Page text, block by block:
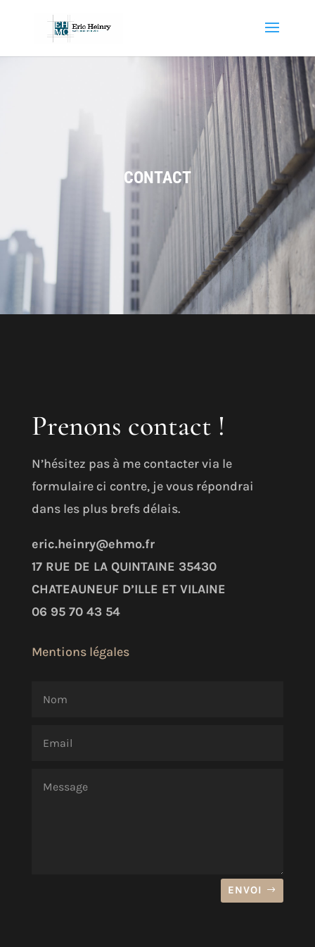
CONTACT
Prenons contact !
N’hésitez pas à me contacter via le
formulaire ci contre, je vous répondrai
dans les plus brefs délais.
eric.heinry@ehmo.fr
17 RUE DE LA QUINTAINE 35430
CHATEAUNEUF D’ILLE ET VILAINE
06 95 70 43 54
Mentions légales
ENVOI